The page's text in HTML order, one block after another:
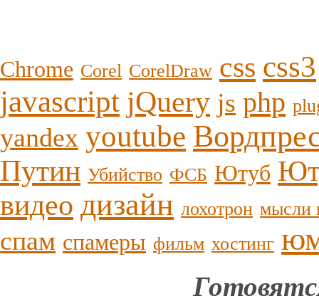
Chrome Corel CorelDraw css css3
javascript jQuery js php
yandex youtube
Путин Убийство ФСБ Ютуб
видео дизайн лохотрон мысли
спам спамеры фильм хостинг